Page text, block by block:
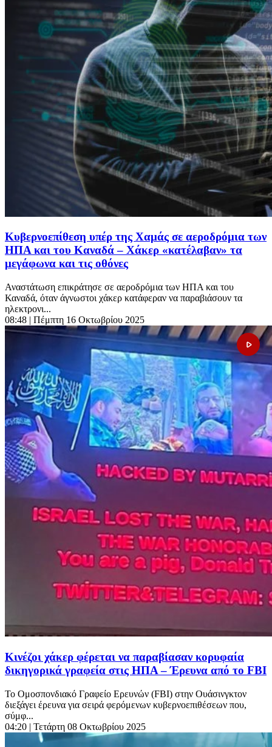
Κυβερνοεπίθεση υπέρ της Χαμάς σε αεροδρόμια των
ΗΠΑ και του Καναδά – Χάκερ «κατέλαβαν» τα
μεγάφωνα και τις οθόνες
Αναστάτωση επικράτησε σε αεροδρόμια των ΗΠΑ και του
Καναδά, όταν άγνωστοι χάκερ κατάφεραν να παραβιάσουν τα
ηλεκτρονι...
08:48 | Πέμπτη 16 Οκτωβρίου 2025
Κινέζοι χάκερ φέρεται να παραβίασαν κορυφαία
δικηγορικά γραφεία στις ΗΠΑ – Έρευνα από το FBI
Το Ομοσπονδιακό Γραφείο Ερευνών (FBI) στην Ουάσινγκτον
διεξάγει έρευνα για σειρά φερόμενων κυβερνοεπιθέσεων που,
σύμφ...
04:20 | Τετάρτη 08 Οκτωβρίου 2025